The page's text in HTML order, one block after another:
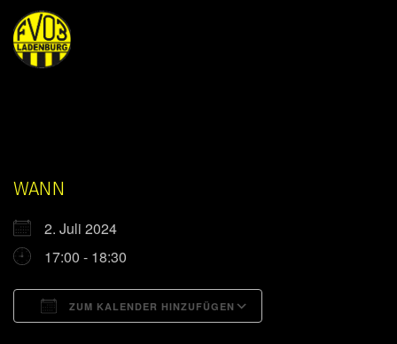
WANN
2. Juli 2024
17:00 - 18:30
ZUM KALENDER HINZUFÜGEN